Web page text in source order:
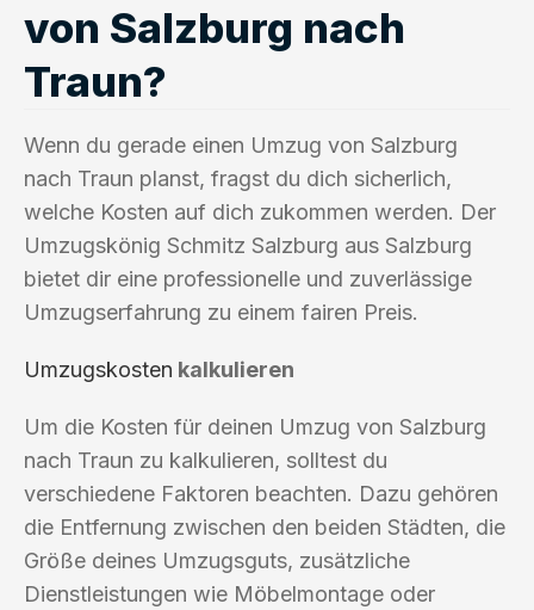
von Salzburg nach
Traun?
Wenn du gerade einen Umzug von Salzburg
nach Traun planst, fragst du dich sicherlich,
welche Kosten auf dich zukommen werden. Der
Umzugskönig Schmitz Salzburg aus Salzburg
bietet dir eine professionelle und zuverlässige
Umzugserfahrung zu einem fairen Preis.
Umzugskosten kalkulieren
Um die Kosten für deinen Umzug von Salzburg
nach Traun zu kalkulieren, solltest du
verschiedene Faktoren beachten. Dazu gehören
die Entfernung zwischen den beiden Städten, die
Größe deines Umzugsguts, zusätzliche
Dienstleistungen wie Möbelmontage oder